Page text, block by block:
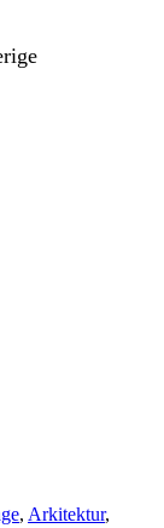
, Arkitektur,